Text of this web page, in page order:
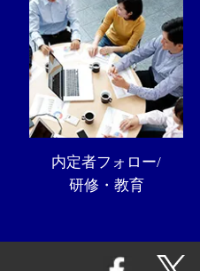
内定者フォロー/
研修・教育